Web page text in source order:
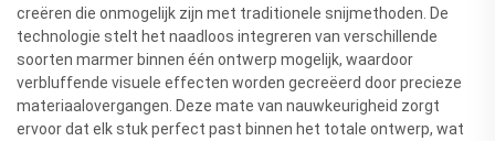
creëren die onmogelijk zijn met traditionele snijmethoden. De
technologie stelt het naadloos integreren van verschillende
soorten marmer binnen één ontwerp mogelijk, waardoor
verbluffende visuele effecten worden gecreëerd door precieze
materiaalovergangen. Deze mate van nauwkeurigheid zorgt
ervoor dat elk stuk perfect past binnen het totale ontwerp, wat